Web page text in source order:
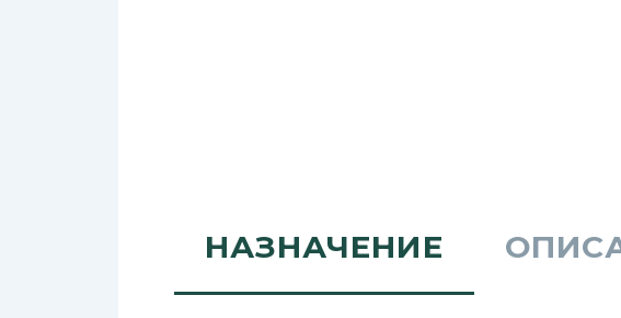
НАЗНАЧЕНИЕ